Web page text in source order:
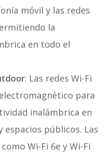
móvil y las redes
la
en todo el
: Las redes Wi-Fi
para
inalámbrica en
espacios públicos. Las
Wi-Fi 6e y Wi-Fi